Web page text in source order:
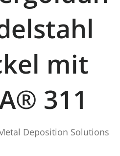
mit
311
Deposition Solutions